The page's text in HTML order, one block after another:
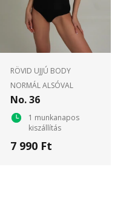
RÖVID UJJÚ BODY
NORMÁL ALSÓVAL
No. 36
1 munkanapos
kiszállítás
7 990 Ft